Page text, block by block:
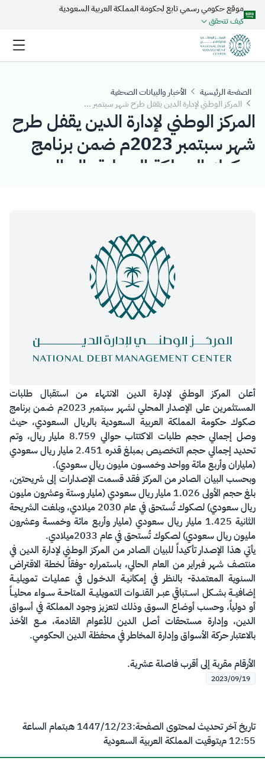
تخطي إلى المحتوى الرئيسي
موقع حكومي رسمي تابع لحكومة المملكة العربية السعودية
كيف تتحقق
الصفحة الرئيسية
الأخبار والبيانات الصحفية
المركز الوطني لإدارة الدين يقفل طرح شهر سبتمبر 2023م ضمن برنامج صكوك المملكة المحلية بالريال السعودي بمبلغ إجمالي قدره (2.451) مليار ريال سعودي
المركز الوطني لإدارة الدين يقفل طرح
شهر سبتمبر 2023م ضمن برنامج
صكوك المملكة المحلية بالريال
​​أعلن المركز الوطني لإدارة الدين الانتهاء من استقبال طلبات
المستثمرين على الإصدار المحلي لشهر سبتمبر 2023م ضمن برنامج
صكوك حكومة المملكة العربية السعودية بالريال السعودي، حيث
وصل إجمالي حجم طلبات الاكتتاب حوالي 8.759 مليار ريال، وتم
تحديد إجمالي حجم التخصيص بمبلغ قدره 2.451 مليار ريال سعودي
(ملياران وأربع مائة وواحد وخمسون مليون ريال سعودي).
وبحسب البيان الصادر من المركز فقد قسمت الإصدارات إلى شريحتين،
بلغ حجم الأولى 1.026 مليار ريال سعودي (مليار وستة وعشرون مليون
ريال سعودي) لصكوك تُستحق في عام 2030 ميلادي، وبلغت الشريحة
الثانية 1.425 مليار ريال سعودي (مليار وأربع مائة وخمسة وعشرون
مليون ريال سعودي) لصكوك تُستحق في عام 2033ميلادي.
يأتي هذا الإصدار تأكيداً للبيان الصادر من المركز الوطني لإدارة الدين في
منتصف شهر فبراير من العام الحالي، باستمراره -وفقاً لخطة الاقتراض
السنوية المعتمدة- بالنظر في إمكانيـة الدخـول في عمليـات تمويليــة
إضافيــة بشــكل اســتباقي عبــر القنــوات التمويليــة المتاحــة ســواء محليــاً
أو دولياً، وحسب أوضاع السوق وذلك لتعزيز وجود المملكة في أسواق
الدين، وإدارة مستحقات أصل الدين للأعوام القادمة، مــع الأخذ
بالاعتبار حركة الأسواق وإدارة المخاطر في محفظة الدين الحكومي.
الأرقام مقربة إلى أقرب فاصلة عشرية.
2023/09/19
تاريخ آخر تحديث لمحتوى الصفحة:23‏/12‏/1447 هـ
بتمام الساعة
12:55 م
بتوقيت المملكة العربية السعودية